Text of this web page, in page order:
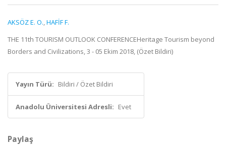
AKSÖZ E. O.,HAFİF F.
THE 11th TOURISM OUTLOOK CONFERENCEHeritage Tourism beyond
Borders and Civilizations, 3 - 05 Ekim 2018, (Özet Bildiri)
Yayın Türü: Bildiri / Özet Bildiri
Anadolu Üniversitesi Adresli: Evet
Paylaş